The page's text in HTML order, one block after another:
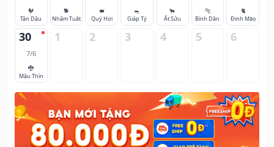
🐓
Tân Dậu
🐕
Nhâm Tuất
🐖
Quý Hợi
🐀
Giáp Tý
🐂
Ất Sửu
🐅
Bính Dần
🐈
Đinh Mão
30
7/6
🐉
Mậu Thìn
1 2 3 4 5 6